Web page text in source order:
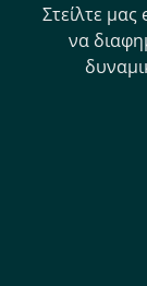
Στείλτε
να